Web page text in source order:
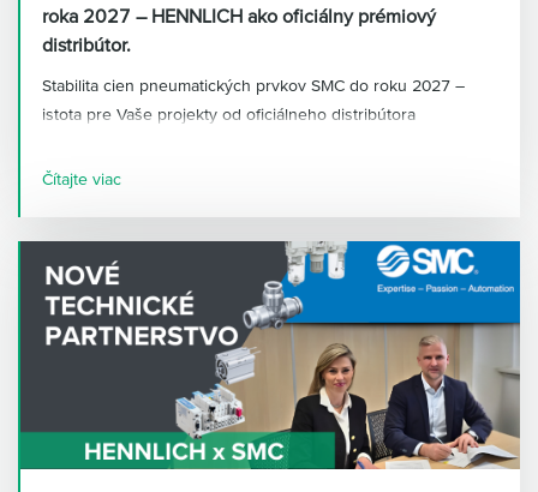
roka 2027 – HENNLICH ako oficiálny prémiový
distribútor.
Stabilita cien pneumatických prvkov SMC do roku 2027 –
istota pre Vaše projekty od oficiálneho distribútora
Čítajte viac